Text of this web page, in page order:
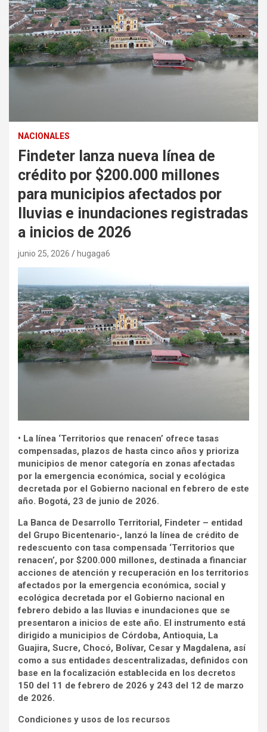
NACIONALES
Findeter lanza nueva línea de
crédito por $200.000 millones
para municipios afectados por
lluvias e inundaciones registradas
a inicios de 2026
junio 25, 2026 hugaga6
• La línea ‘Territorios que renacen’ ofrece tasas
compensadas, plazos de hasta cinco años y prioriza
municipios de menor categoría en zonas afectadas
por la emergencia económica, social y ecológica
decretada por el Gobierno nacional en febrero de este
año. Bogotá, 23 de junio de 2026.
La Banca de Desarrollo Territorial, Findeter – entidad
del Grupo Bicentenario-, lanzó la línea de crédito de
redescuento con tasa compensada ‘Territorios que
renacen’, por $200.000 millones, destinada a financiar
acciones de atención y recuperación en los territorios
afectados por la emergencia económica, social y
ecológica decretada por el Gobierno nacional en
febrero debido a las lluvias e inundaciones que se
presentaron a inicios de este año. El instrumento está
dirigido a municipios de Córdoba, Antioquia, La
Guajira, Sucre, Chocó, Bolívar, Cesar y Magdalena, así
como a sus entidades descentralizadas, definidos con
base en la focalización establecida en los decretos
150 del 11 de febrero de 2026 y 243 del 12 de marzo
de 2026.
Condiciones y usos de los recursos